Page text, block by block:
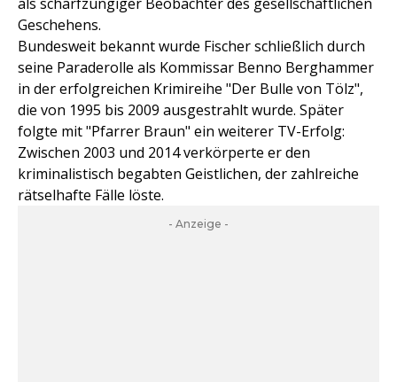
Geschehens.
Bundesweit bekannt wurde Fischer schließlich durch
seine Paraderolle als Kommissar Benno Berghammer
in der erfolgreichen Krimireihe "Der Bulle von Tölz",
die von 1995 bis 2009 ausgestrahlt wurde. Später
folgte mit "Pfarrer Braun" ein weiterer TV-Erfolg:
Zwischen 2003 und 2014 verkörperte er den
kriminalistisch begabten Geistlichen, der zahlreiche
rätselhafte Fälle löste.
- Anzeige -